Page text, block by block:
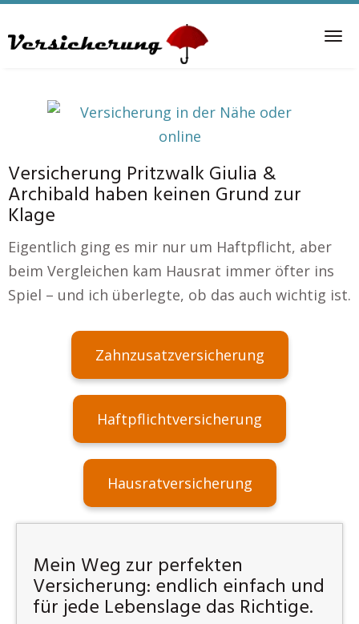
to
Versicherung Pritzwalk Giulia &
Archibald haben keinen Grund zur
Klage
Eigentlich ging es mir nur um Haftpflicht, aber
beim Vergleichen kam Hausrat immer öfter ins
Spiel – und ich überlegte, ob das auch wichtig ist.
Zahnzusatzversicherung
Haftpflichtversicherung
Hausratversicherung
Mein Weg zur perfekten
Versicherung: endlich einfach und
für jede Lebenslage das Richtige.